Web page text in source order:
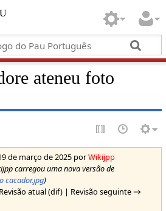
ateneu foto
de março de 2025 porWikijpp
carregou uma nova versão de
cacador.jpg)
atual (dif) | Revisão seguinte →